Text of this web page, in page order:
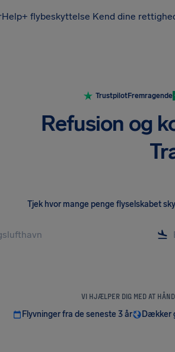
flybeskyttelse Kend dine
TrustpilotFremragende
Refusion og
Tjek hvor mange penge flyselskabet
VI HJÆLPER DIG MED AT
Flyvninger fra de seneste 3 år Dækker